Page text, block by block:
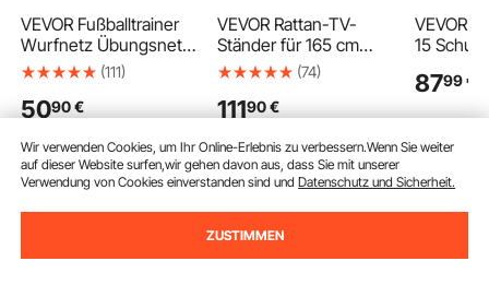
VEVOR Fußballtrainer
Wurfnetz Übungsnetz
(2170 x 1255 x 2230
& tragbarer
& Bogenrahmen,
Training für die
Passgenauigkeit des
Quarterbacks, rot
(111)
5090€
Zum Warenkorb hinzufügen
VEVOR Rattan-TV-
Ständer für 165 cm
Fernseher, Boho-TV-
Fernsehschrank mit
Steckdose und USB-
Anschlüssen, moderne
TV-Konsole für
Wohnzimmer,
Medienraum, weiß
(74)
11190 €
Zum Warenkorb hinzufügen
VEVOR
15
mit 2
8799€
Zum
Wir verwenden Cookies, um Ihr Online-Erlebnis zu verbessern.Wenn Sie weiter
auf dieser Website surfen,wir gehen davon aus, dass Sie mit unserer
Verwendung von Cookies einverstanden sind undDatenschutz und Sicherheit.
ZUSTIMMEN